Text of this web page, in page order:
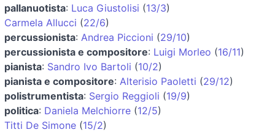
pallanuotista: Luca Giustolisi (13/3)
Carmela Allucci (22/6)
percussionista: Andrea Piccioni (29/10)
percussionista e compositore: Luigi Morleo (16/11)
pianista: Sandro Ivo Bartoli (10/2)
pianista e compositore: Alterisio Paoletti (29/12)
polistrumentista: Sergio Reggioli (19/9)
politica: Daniela Melchiorre (12/5)
Titti De Simone (15/2)